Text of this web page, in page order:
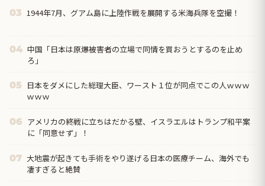
03 1944年7月、グアム島に上陸作戦を展開する米海兵隊を空撮！
04 中国「日本は原爆被害者の立場で同情を買おうとするのを止め
ろ」
05 日本をダメにした総理大臣、ワースト１位が同点でこの人ｗｗｗ
ｗｗｗ
06 アメリカの終戦に立ちはだかる壁、イスラエルはトランプ和平案
に「同意せず」！
07 大地震が起きても手術をやり遂げる日本の医療チーム、海外でも
凄すぎると絶賛